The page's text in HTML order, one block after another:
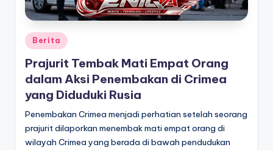
Posted
in
Berita
Prajurit Tembak Mati Empat Orang
dalam Aksi Penembakan di Crimea
yang Diduduki Rusia
Penembakan Crimea menjadi perhatian setelah seorang
prajurit dilaporkan menembak mati empat orang di
wilayah Crimea yang berada di bawah pendudukan